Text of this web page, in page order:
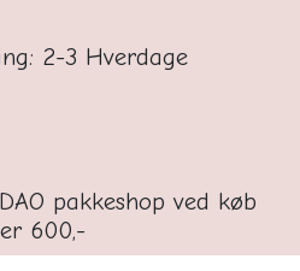
2-3 Hverdage
pakkeshop ved køb
600,-